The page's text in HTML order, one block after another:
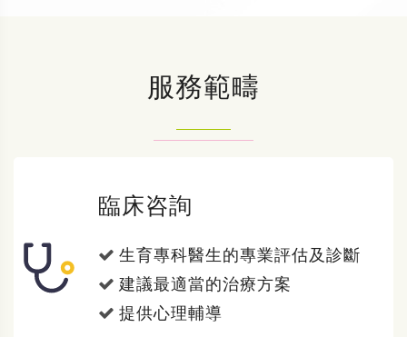
服務範疇
臨床咨詢
生育專科醫生的專業評估及診斷
建議最適當的治療方案
提供心理輔導